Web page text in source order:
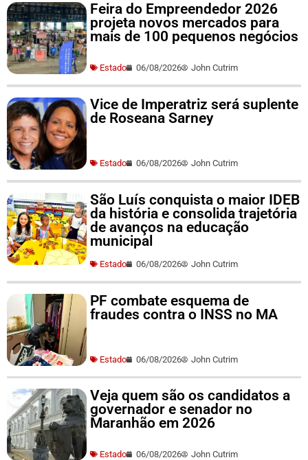
Feira do Empreendedor 2026
projeta novos mercados para
mais de 100 pequenos negócios
Estado 06/08/2026 John Cutrim
Vice de Imperatriz será suplente
de Roseana Sarney
Estado 06/08/2026 John Cutrim
São Luís conquista o maior IDEB
da história e consolida trajetória
de avanços na educação
municipal
Estado 06/08/2026 John Cutrim
PF combate esquema de
fraudes contra o INSS no MA
Estado 06/08/2026 John Cutrim
Veja quem são os candidatos a
governador e senador no
Maranhão em 2026
Estado 06/08/2026 John Cutrim